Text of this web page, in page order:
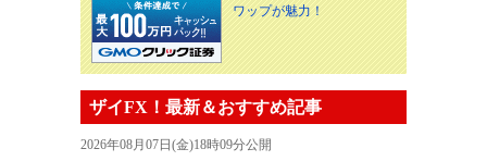
ワップが魅力！
ザイFX！最新＆おすすめ記事
2026年08月07日(金)18時09分公開